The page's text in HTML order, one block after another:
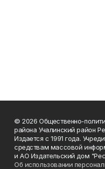
© 2026 Общественно-
района Учалинский район
Издается с 1991 года.
средствам массовой
и АО Издательский дом
Об использовании